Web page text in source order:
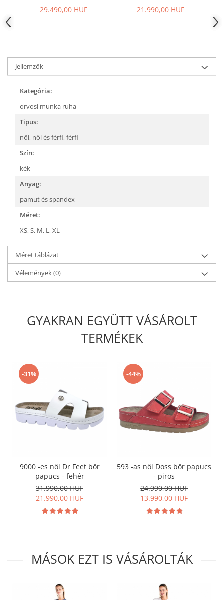
29.490,00 HUF
21.990,00 HUF
Jellemzők
Kategória:
orvosi munka ruha
Tipus:
női, női és férfi,férfi
Szín:
kék
Anyag:
pamut és spandex
Méret:
XS,S, M, L,XL
Méret táblázat
Vélemények(0)
GYAKRAN EGYÜTT VÁSÁROLT
TERMÉKEK
-31%
9000 -es női Dr Feet bőr
papucs - fehér
31.990,00 HUF
21.990,00 HUF
-44%
593 -as női Doss bőr papucs
- piros
24.990,00 HUF
13.990,00 HUF
MÁSOK EZT IS VÁSÁROLTÁK